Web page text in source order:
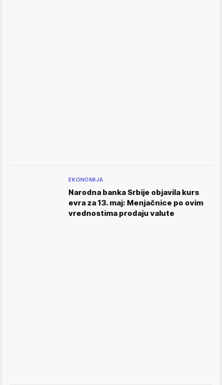
EKONOMIJA
Narodna banka Srbije objavila kurs
evra za 13. maj: Menjačnice po ovim
vrednostima prodaju valute